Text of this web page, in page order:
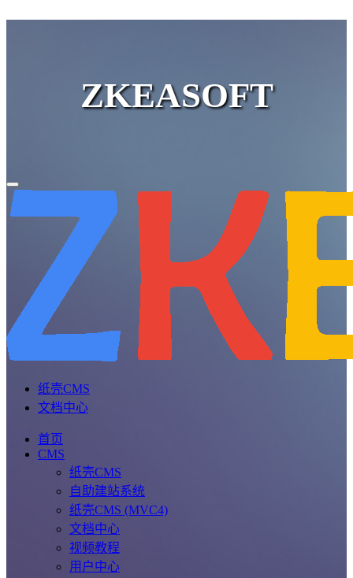
ZKEASOFT
纸壳CMS
文档中心
首页
CMS
纸壳CMS
自助建站系统
纸壳CMS (MVC4)
文档中心
视频教程
用户中心